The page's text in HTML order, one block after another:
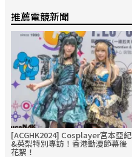
推薦電競新聞
[ACGHK2024] Cosplayer宮本亞紀
&英梨特別專訪！香港動漫節幕後
花絮！